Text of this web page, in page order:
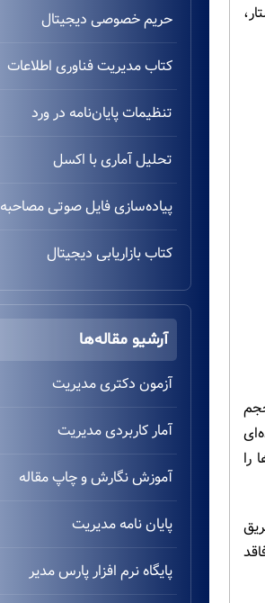
را
حریم خصوصی دیجیتال
کتاب مدیریت فناوری اطلاعات
تنظیمات پایان‌نامه در ورد
تحلیل آماری با اکسل
پیاده‌سازی فایل صوتی مصاحبه
کتاب بازاریابی دیجیتال
آرشیو مقاله‌ها
آزمون دکتری مدیریت
آمار کاربردی مدیریت
آموزش نگارش و چاپ مقاله
پایان نامه مدیریت
پایگاه نرم افزار پارس مدیر